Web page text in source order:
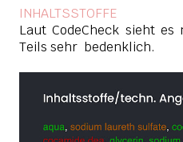
INHALTSSTOFFE
Laut CodeCheck sieht
Teils sehr bedenklich.